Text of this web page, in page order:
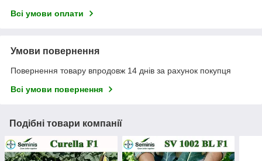
Всі умови оплати
Умови повернення
Повернення товару впродовж 14 днів за рахунок покупця
Всі умови повернення
Подібні товари компанії